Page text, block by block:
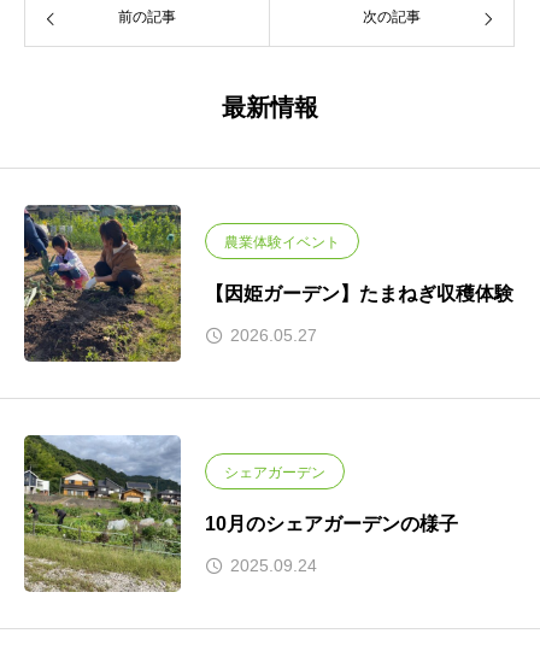
前の記事 次の記事
最新情報
農業体験イベント
【因姫ガーデン】たまねぎ収穫体験
2026.05.27
シェアガーデン
10月のシェアガーデンの様子
2025.09.24